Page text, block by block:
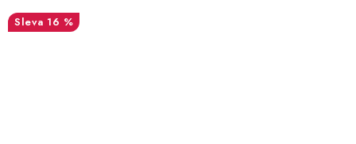
16 %